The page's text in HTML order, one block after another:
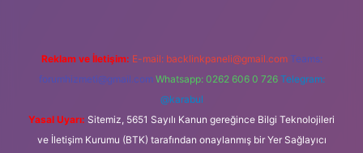
Reklam ve İletişim: E-mail: backlinkpaneli@gmail.com Teams:
forumhizmeti@gmail.com Whatsapp: 0262 606 0 726 Telegram:
@karabul
Yasal Uyarı: Sitemiz, 5651 Sayılı Kanun gereğince Bilgi Teknolojileri
ve İletişim Kurumu (BTK) tarafından onaylanmış bir Yer Sağlayıcı